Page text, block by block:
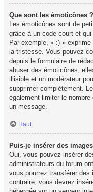
Que sont les émoticônes ?
Les émoticônes sont de
grâce à un code court et
Par exemple, « :) »
la tristesse. Vous pouvez
depuis le formulaire de
abuser des émoticônes,
illisible et un modérateur
supprimer complètement.
également limiter le nombre
un message.
Haut
Puis-je insérer des
Oui, vous pouvez insérer
administrateurs du forum
vous pourrez transférer
contraire, vous devrez